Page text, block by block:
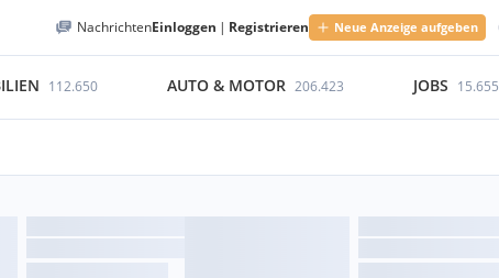
NachrichtenEinloggen | Registrieren Neue Anzeige aufgeben
112.650 AUTO & MOTOR 206.423 JOBS 15.655